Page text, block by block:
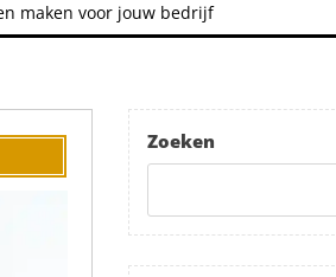
maken voor jouw bedrijf
Zoeken